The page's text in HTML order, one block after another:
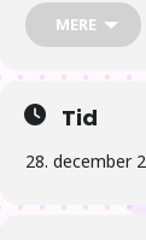
!!
>
The url will be
MERE
Tid
28. december